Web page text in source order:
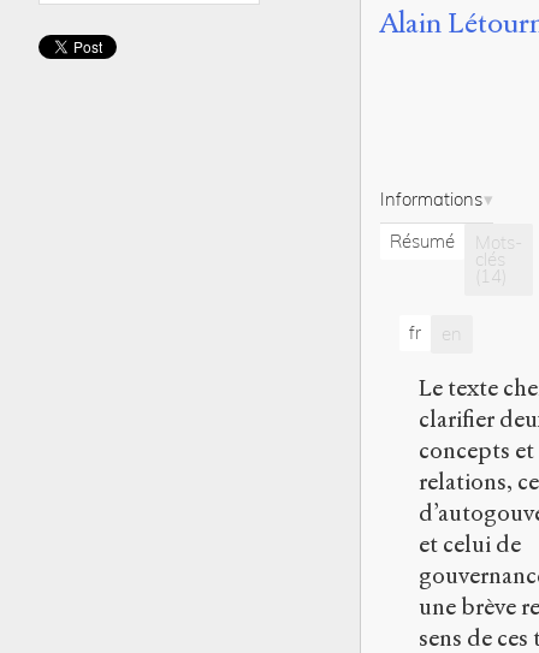
Alain
Informations
Résumé
Mots-
clés
(14)
fr en
Le texte
clarifier
concepts
relations,
et celui de
une brève
sens de ces